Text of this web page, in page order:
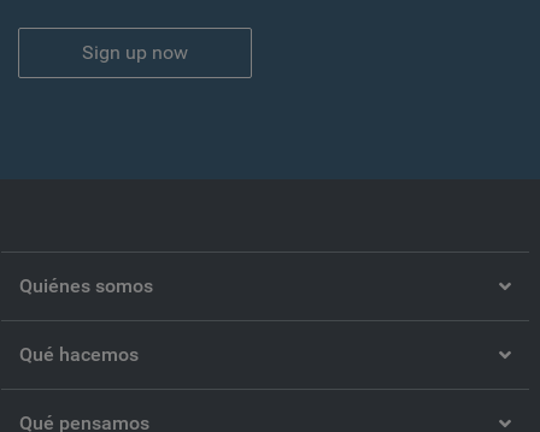
Sign up now
Quiénes somos
Qué hacemos
Qué pensamos